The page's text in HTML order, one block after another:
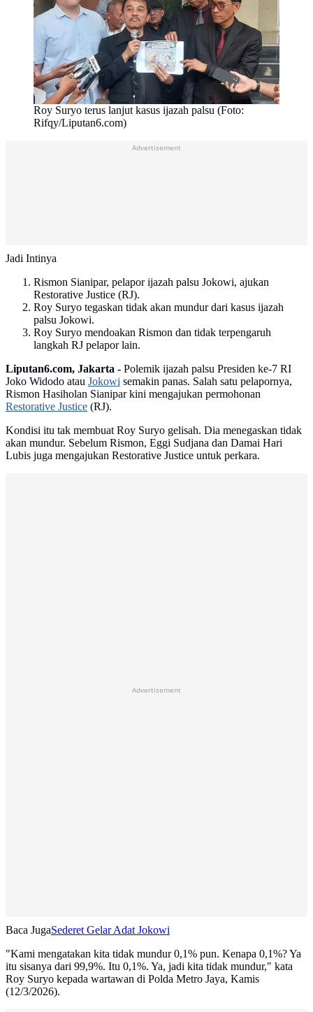
Roy Suryo terus lanjut kasus ijazah palsu (Foto:
Rifqy/Liputan6.com)
Advertisement
Jadi Intinya
Rismon Sianipar, pelapor ijazah palsu Jokowi, ajukan
Restorative Justice (RJ).
Roy Suryo tegaskan tidak akan mundur dari kasus ijazah
palsu Jokowi.
Roy Suryo mendoakan Rismon dan tidak terpengaruh
langkah RJ pelapor lain.
Liputan6.com, Jakarta - Polemik ijazah palsu Presiden ke-7 RI
Joko Widodo atau Jokowi semakin panas. Salah satu pelapornya,
Rismon Hasiholan Sianipar kini mengajukan permohonan
Restorative Justice (RJ).
Kondisi itu tak membuat Roy Suryo gelisah. Dia menegaskan tidak
akan mundur. Sebelum Rismon, Eggi Sudjana dan Damai Hari
Lubis juga mengajukan Restorative Justice untuk perkara.
Advertisement
Baca JugaSederet Gelar Adat Jokowi
"Kami mengatakan kita tidak mundur 0,1% pun. Kenapa 0,1%? Ya
itu sisanya dari 99,9%. Itu 0,1%. Ya, jadi kita tidak mundur," kata
Roy Suryo kepada wartawan di Polda Metro Jaya, Kamis
(12/3/2026).